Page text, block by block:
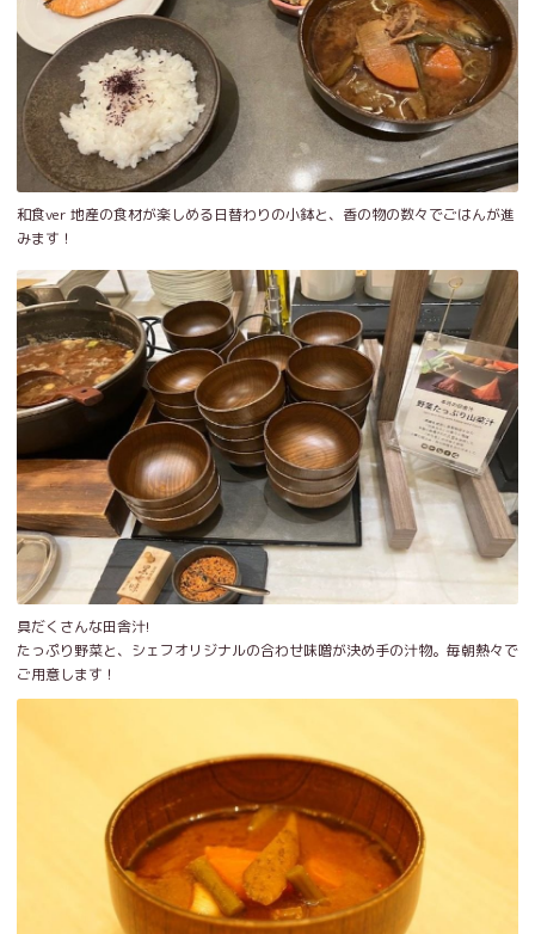
和食ver 地産の食材が楽しめる日替わりの小鉢と、香の物の数々でごはんが進
みます！
具だくさんな田舎汁!
たっぷり野菜と、シェフオリジナルの合わせ味噌が決め手の汁物。毎朝熱々で
ご用意します！